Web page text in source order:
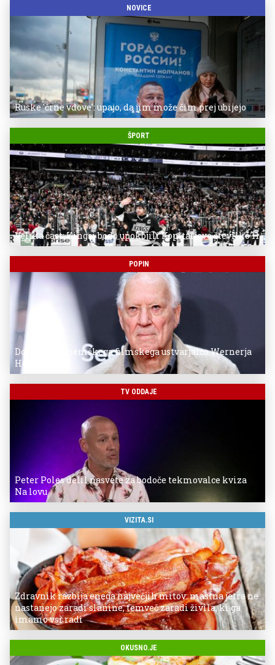
NOVICE
Ruske 'črne vdove': upajo, da jim može čim prej ubijejo
ŠPORT
Velika čast: Kingsi bodo upokojili Kopitarjevo številko 11
POPIN
Donostia za nemškega filmskega ustvarjalca Wernerja
Herzoga
TV ODDAJE
Peter Poles delil nasvete za bodoče tekmovalce kviza
Na lovu
VIZITA.SI
Zdravnik razbija enega največjih mitov: mastna jetra ne
nastanejo zaradi slanine, temveč zaradi živila, ki ga
imamo vsi radi
OKUSNO.JE